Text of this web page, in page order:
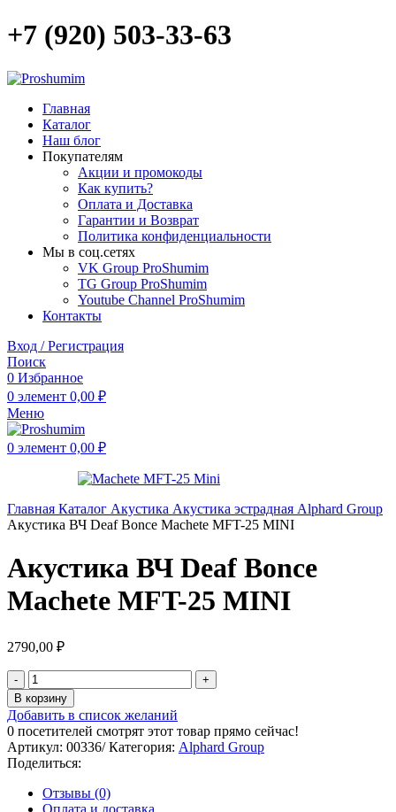
+7 (920) 503-33-63
Главная
Каталог
Наш блог
Покупателям
Акции и промокоды
Как купить?
Оплата и Доставка
Гарантии и Возврат
Политика конфиденциальности
Мы в соц.сетях
VK Group ProShumim
TG Group ProShumim
Youtube Channel ProShumim
Контакты
Вход / Регистрация
Поиск
0 Избранное
0 элемент 0,00 ₽
Меню
0 элемент 0,00 ₽
Главная Каталог Акустика Акустика эстрадная Alphard Group
Акустика ВЧ Deaf Bonce Machete MFT-25 MINI
Акустика ВЧ Deaf Bonce
Machete MFT-25 MINI
2790,00 ₽
В корзину
Добавить в список желаний
0 посетителей смотрят этот товар прямо сейчас!
Артикул: 00336/Категория: Alphard Group
Поделиться:
Отзывы (0)
Оплата и доставка